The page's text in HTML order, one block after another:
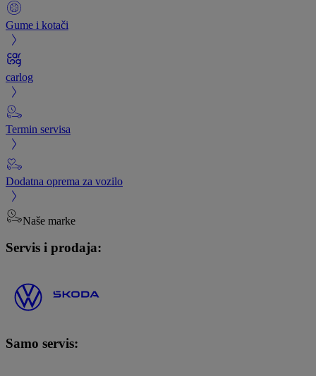
Gume i kotači
carlog
Termin servisa
Dodatna oprema za vozilo
Naše marke
Servis i prodaja:
Samo servis: